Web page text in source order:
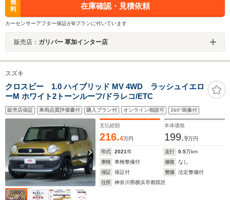
無
料
在庫確認・見積依頼
カーセンサーアフター保証がBプランに付いています
販売店： ガリバー 草加インター店
スズキ
クロスビー 1.0 ハイブリッド MV 4WD ラッシュイエロ
ーM ホワイト2トーンルーフ/ドラレコ/ETC
販売店保証 車両品質評価書付 購入プラン付 オンライン相談可 360°画像付
支払総額
216.4万円
本体価格
199.9万円
年式 2021年 走行 0.5万km
車検
車検整備付 修復
なし
保証
保証付 整備
法定整備付
住所
神奈川県横浜市都筑区